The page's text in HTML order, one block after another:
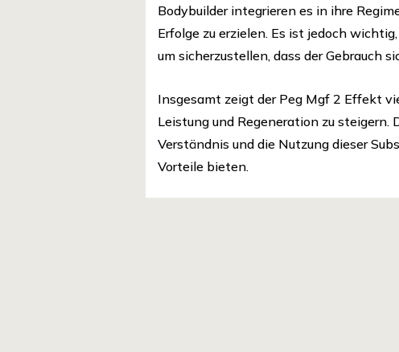
Bodybuilder integrieren es in ihre
Erfolge zu erzielen. Es ist jedoch
um sicherzustellen, dass der Gebrauch
Insgesamt zeigt der Peg Mgf 2 Effekt
Leistung und Regeneration zu steigern.
Verständnis und die Nutzung dieser
Vorteile bieten.